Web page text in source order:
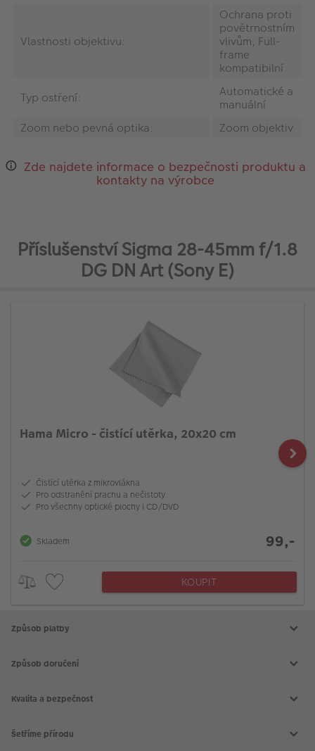
Vlastnosti objektivu:
Ochrana proti
povětrnostním
vlivům, Full-
frame
kompatibilní
Typ ostření:
Automatické a
manuální
Zoom nebo pevná optika:
Zoom objektiv
Zde najdete informace o bezpečnosti produktu a
kontakty na výrobce
Příslušenství Sigma 28-45mm f/1.8
DG DN Art (Sony E)
Hama Micro - čistící utěrka, 20x20 cm
Čistící utěrka z mikrovlákna
Pro odstranění prachu a nečistoty
Pro všechny optické plochy i CD/DVD
Skladem 99,-
KOUPIT
Způsob platby
Způsob doručení
Kvalita a bezpečnost
Šetříme přírodu